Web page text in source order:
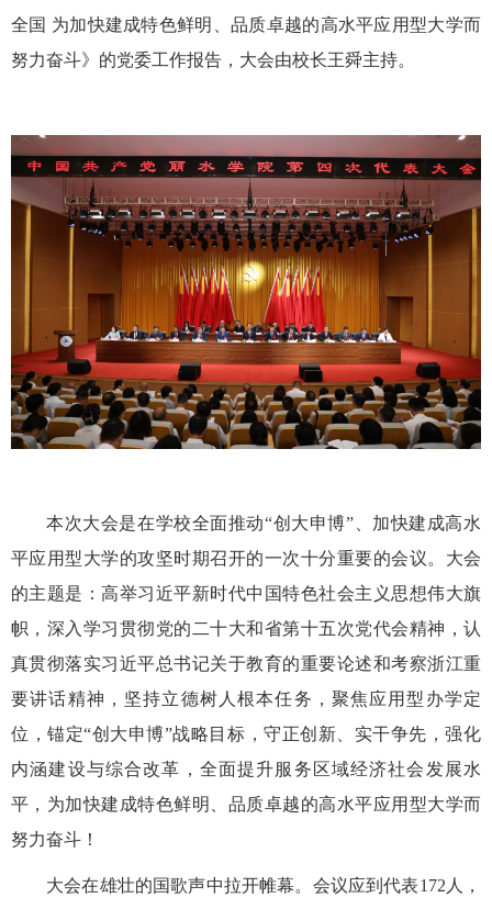
全国 为加快建成特色鲜明、品质卓越的高水平应用型大学而
努力奋斗》的党委工作报告，大会由校长王舜主持。
本次大会是在学校全面推动“创大申博”、加快建成高水
平应用型大学的攻坚时期召开的一次十分重要的会议。大会
的主题是：高举习近平新时代中国特色社会主义思想伟大旗
帜，深入学习贯彻党的二十大和省第十五次党代会精神，认
真贯彻落实习近平总书记关于教育的重要论述和考察浙江重
要讲话精神，坚持立德树人根本任务，聚焦应用型办学定
位，锚定“创大申博”战略目标，守正创新、实干争先，强化
内涵建设与综合改革，全面提升服务区域经济社会发展水
平，为加快建成特色鲜明、品质卓越的高水平应用型大学而
努力奋斗！
大会在雄壮的国歌声中拉开帷幕。会议应到代表172人，